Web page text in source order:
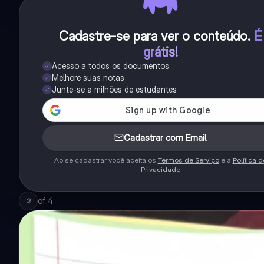
Cadastre-se para ver o conteúdo. É
grátis!
Acesso a todos os documentos
Melhore suas notas
Junte-se a milhões de estudantes
Cadastrar com Email
Ao se cadastrar você aceita os Termos de Serviçoe a Política
Privacidade
2 of 4